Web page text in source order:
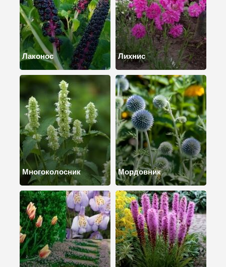
Лаконос Лихнис
Многоколосник Мордовник